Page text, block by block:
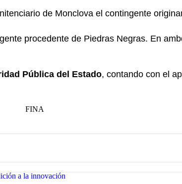
de Monclova el contingente
procedente de Piedras Negras. En
Pública del Estado, contando con el
a la innovación